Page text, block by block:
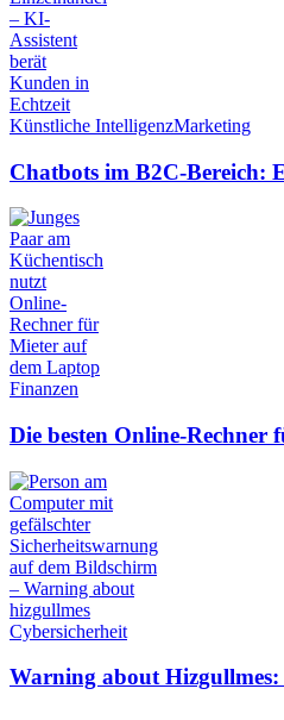
Künstliche IntelligenzMarketing
Chatbots im B2C-Bereich:
Finanzen
Die besten Online-
Cybersicherheit
Warning about